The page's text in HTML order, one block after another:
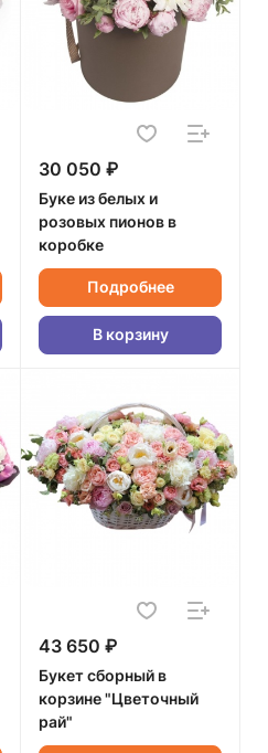
30 050 ₽
Буке из белых и
розовых пионов в
коробке
Подробнее
В корзину
43 650 ₽
Букет сборный в
корзине "Цветочный
рай"